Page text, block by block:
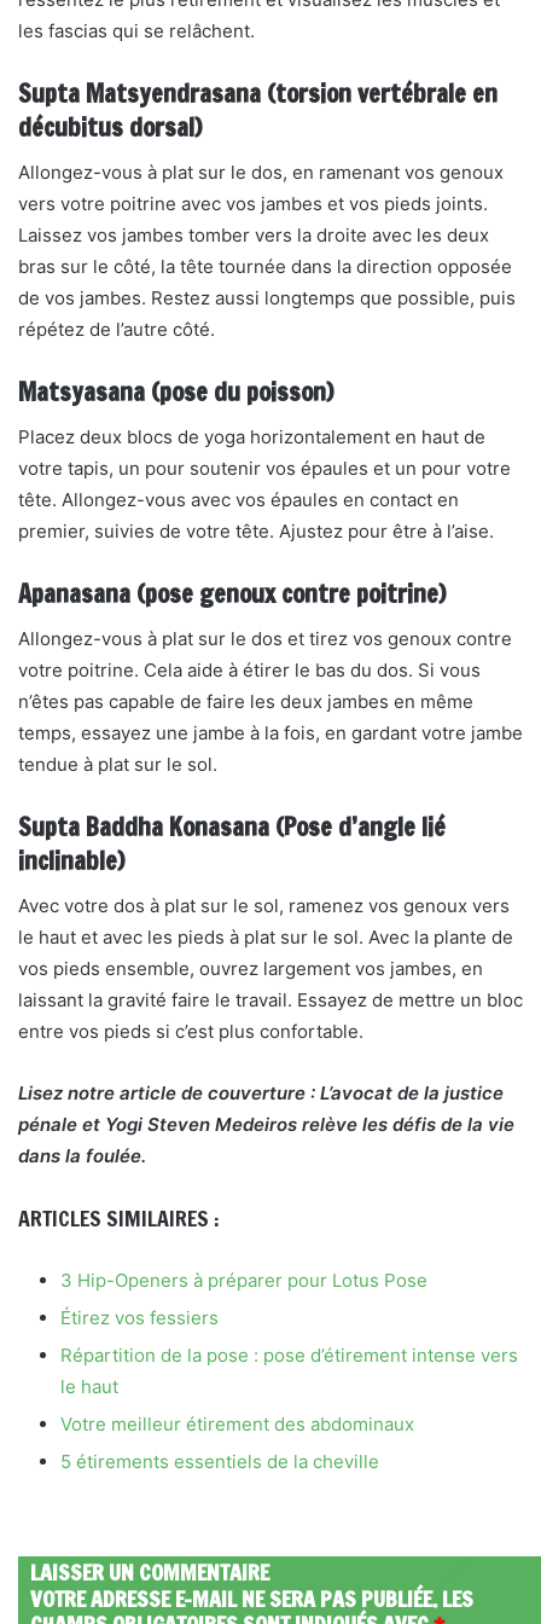
les fascias qui se relâchent.
Supta Matsyendrasana (torsion vertébrale en
décubitus dorsal)
Allongez-vous à plat sur le dos, en ramenant vos genoux
vers votre poitrine avec vos jambes et vos pieds joints.
Laissez vos jambes tomber vers la droite avec les deux
bras sur le côté, la tête tournée dans la direction opposée
de vos jambes. Restez aussi longtemps que possible, puis
répétez de l’autre côté.
Matsyasana (pose du poisson)
Placez deux blocs de yoga horizontalement en haut de
votre tapis, un pour soutenir vos épaules et un pour votre
tête. Allongez-vous avec vos épaules en contact en
premier, suivies de votre tête. Ajustez pour être à l’aise.
Apanasana (pose genoux contre poitrine)
Allongez-vous à plat sur le dos et tirez vos genoux contre
votre poitrine. Cela aide à étirer le bas du dos. Si vous
n’êtes pas capable de faire les deux jambes en même
temps, essayez une jambe à la fois, en gardant votre jambe
tendue à plat sur le sol.
Supta Baddha Konasana (Pose d’angle lié
inclinable)
Avec votre dos à plat sur le sol, ramenez vos genoux vers
le haut et avec les pieds à plat sur le sol. Avec la plante de
vos pieds ensemble, ouvrez largement vos jambes, en
laissant la gravité faire le travail. Essayez de mettre un bloc
entre vos pieds si c’est plus confortable.
Lisez notre article de couverture : L’avocat de la justice
pénale et Yogi Steven Medeiros relève les défis de la vie
dans la foulée.
ARTICLES SIMILAIRES :
3 Hip-Openers à préparer pour Lotus Pose
Étirez vos fessiers
Répartition de la pose : pose d’étirement intense vers
le haut
Votre meilleur étirement des abdominaux
5 étirements essentiels de la cheville
LAISSER UN COMMENTAIRE
VOTRE ADRESSE E-MAIL NE SERA PAS PUBLIÉE.LES